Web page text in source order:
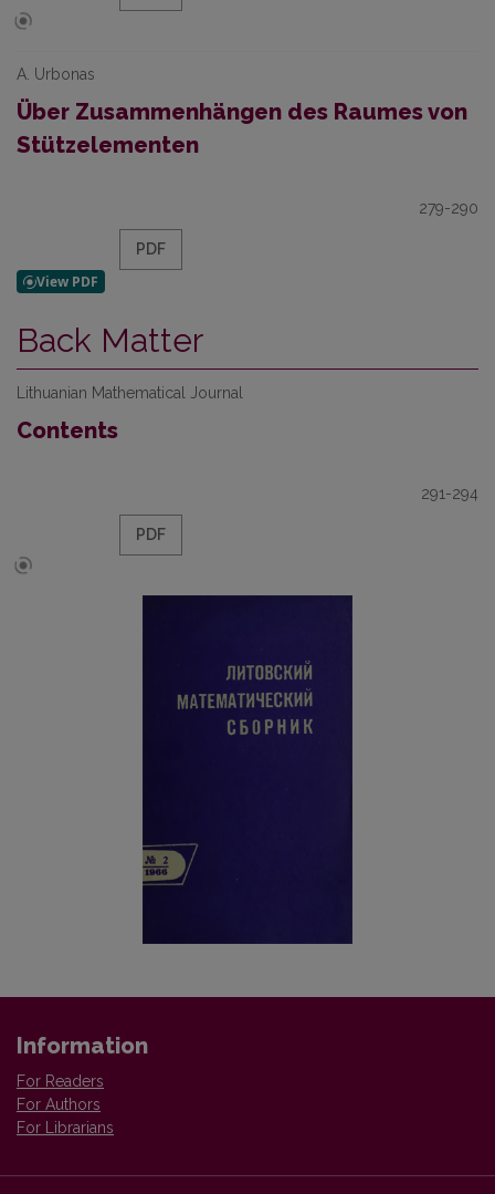
A. Urbonas
Über Zusammenhängen des Raumes von
Stützelementen
279-290
PDF
Back Matter
Lithuanian Mathematical Journal
Contents
291-294
PDF
Information
For Readers
For Authors
For Librarians